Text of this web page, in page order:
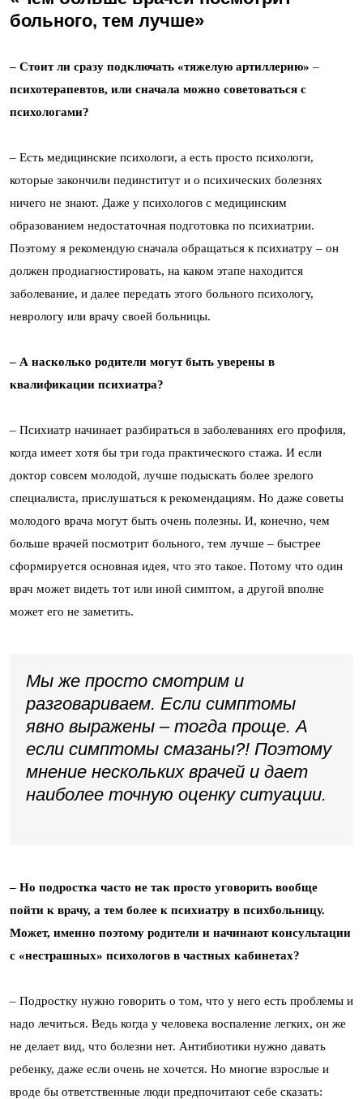
больного, тем лучше»
– Стоит ли сразу подключать «тяжелую артиллерию» –
психотерапевтов, или сначала можно советоваться с
психологами?
– Есть медицинские психологи, а есть просто психологи,
которые закончили пединститут и о психических болезнях
ничего не знают. Даже у психологов с медицинским
образованием недостаточная подготовка по психиатрии.
Поэтому я рекомендую сначала обращаться к психиатру – он
должен продиагностировать, на каком этапе находится
заболевание, и далее передать этого больного психологу,
неврологу или врачу своей больницы.
– А насколько родители могут быть уверены в
квалификации психиатра?
– Психиатр начинает разбираться в заболеваниях его профиля,
когда имеет хотя бы три года практического стажа. И если
доктор совсем молодой, лучше подыскать более зрелого
специалиста, прислушаться к рекомендациям. Но даже советы
молодого врача могут быть очень полезны. И, конечно, чем
больше врачей посмотрит больного, тем лучше – быстрее
сформируется основная идея, что это такое. Потому что один
врач может видеть тот или иной симптом, а другой вполне
может его не заметить.
Мы же просто смотрим и
разговариваем. Если симптомы
явно выражены – тогда проще. А
если симптомы смазаны?! Поэтому
мнение нескольких врачей и дает
наиболее точную оценку ситуации.
– Но подростка часто не так просто уговорить вообще
пойти к врачу, а тем более к психиатру в психбольницу.
Может, именно поэтому родители и начинают консультации
с «нестрашных» психологов в частных кабинетах?
– Подростку нужно говорить о том, что у него есть проблемы и
надо лечиться. Ведь когда у человека воспаление легких, он же
не делает вид, что болезни нет. Антибиотики нужно давать
ребенку, даже если очень не хочется. Но многие взрослые и
вроде бы ответственные люди предпочитают себе сказать: